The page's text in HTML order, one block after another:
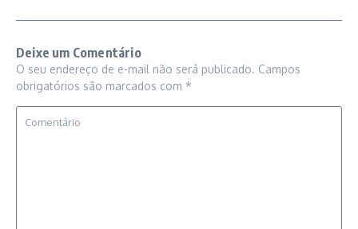
Deixe um Comentário
O seu endereço de e-mail não será publicado. Campos
obrigatórios são marcados com *